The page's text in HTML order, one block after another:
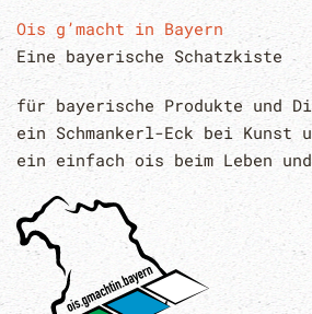
Ois g’macht in Bayern
Eine bayerische Schatzkiste
für bayerische Produkte und
ein Schmankerl-Eck bei Kunst
ein einfach ois beim Leben